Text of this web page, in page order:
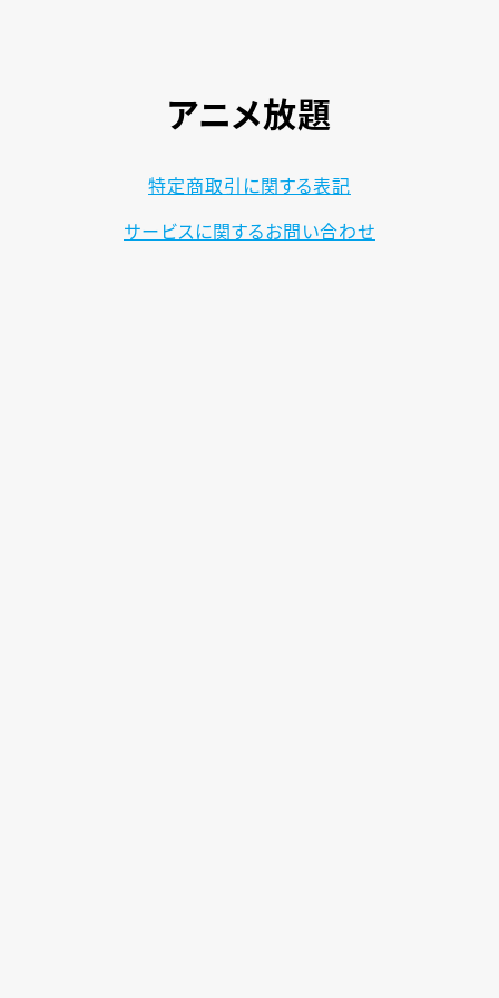
アニメ放題
特定商取引に関する表記
サービスに関するお問い合わせ